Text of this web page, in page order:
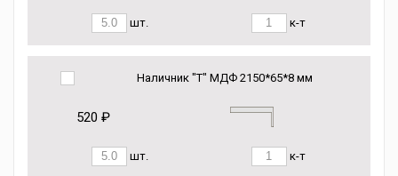
шт. к-т
Наличник "Т" МДФ 2150*65*8 мм
520 ₽
шт. к-т